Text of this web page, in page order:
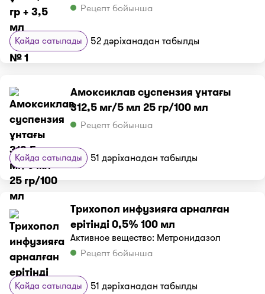
Рецепт бойынша
Қайда сатылады 52 дәріханадан табылды
Амоксиклав суспензия ұнтағы
312,5 мг/5 мл 25 гр/100 мл
Рецепт бойынша
Қайда сатылады 51 дәріханадан табылды
Трихопол инфузияға арналған
ерітінді 0,5% 100 мл
Активное вещество: Метронидазол
Рецепт бойынша
Қайда сатылады 51 дәріханадан табылды